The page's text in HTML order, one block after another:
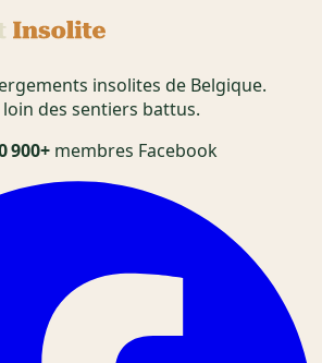
insolites de Belgique.
des sentiers battus.
900+ membres Facebook